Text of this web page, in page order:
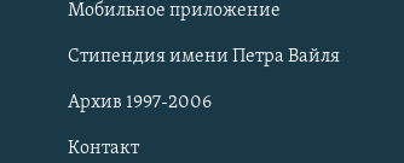
СОЦИАЛЬНЫЕ СЕТИ
Мобильное приложение
Стипендия имени Петра Вайля
Архив 1997-2006
Контакт